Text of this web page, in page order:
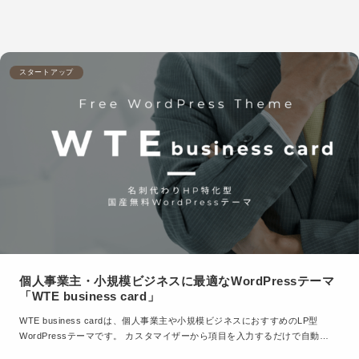
スタートアップ
個人事業主・小規模ビジネスに最適なWordPressテーマ
「WTE business card」
WTE business cardは、個人事業主や小規模ビジネスにおすすめのLP型
WordPressテーマです。 カスタマイザーから項目を入力するだけで自動…